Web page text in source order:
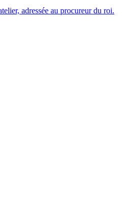
adressée au procureur du roi.